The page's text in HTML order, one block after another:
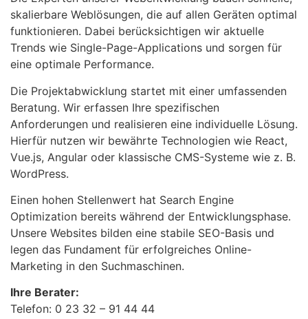
skalierbare Weblösungen, die auf allen Geräten optimal
funktionieren. Dabei berücksichtigen wir aktuelle
Trends wie Single-Page-Applications und sorgen für
eine optimale Performance.
Die Projektabwicklung startet mit einer umfassenden
Beratung. Wir erfassen Ihre spezifischen
Anforderungen und realisieren eine individuelle Lösung.
Hierfür nutzen wir bewährte Technologien wie React,
Vue.js, Angular oder klassische CMS-Systeme wie z. B.
WordPress.
Einen hohen Stellenwert hat Search Engine
Optimization bereits während der Entwicklungsphase.
Unsere Websites bilden eine stabile SEO-Basis und
legen das Fundament für erfolgreiches Online-
Marketing in den Suchmaschinen.
Ihre Berater:
Telefon: 0 23 32 – 91 44 44